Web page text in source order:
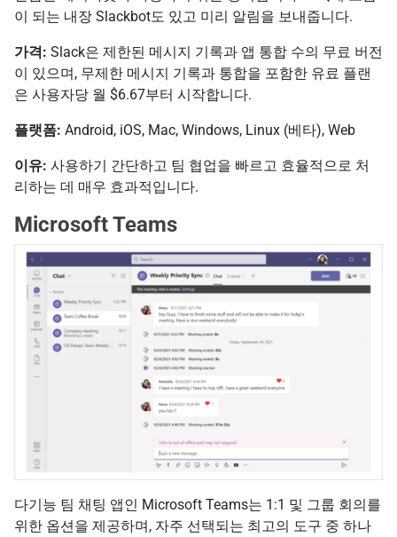
이 되는 내장 Slackbot도 있고 미리 알림을 보내줍니다.
가격: Slack은 제한된 메시지 기록과 앱 통합 수의 무료 버전
이 있으며, 무제한 메시지 기록과 통합을 포함한 유료 플랜
은 사용자당 월 $6.67부터 시작합니다.
플랫폼: Android, iOS, Mac, Windows, Linux (베타), Web
이유: 사용하기 간단하고 팀 협업을 빠르고 효율적으로 처
리하는 데 매우 효과적입니다.
Microsoft Teams
다기능 팀 채팅 앱인 Microsoft Teams는 1:1 및 그룹 회의를
위한 옵션을 제공하며, 자주 선택되는 최고의 도구 중 하나